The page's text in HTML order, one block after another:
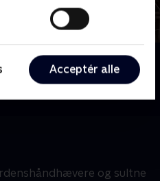
Acceptér alle
& Spænding • 3 sæsoner
og sultne